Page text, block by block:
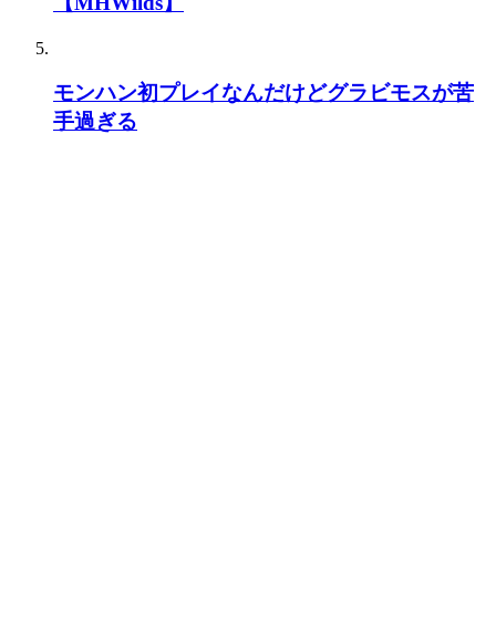
モンハン初プレイなんだけどグラビモスが苦
手過ぎる